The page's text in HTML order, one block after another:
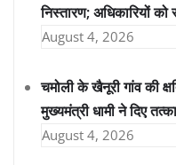
निस्तारण; अधिकारियों को
August 4, 2026
चमोली के खैनूरी गांव की
मुख्यमंत्री धामी ने दिए
August 4, 2026